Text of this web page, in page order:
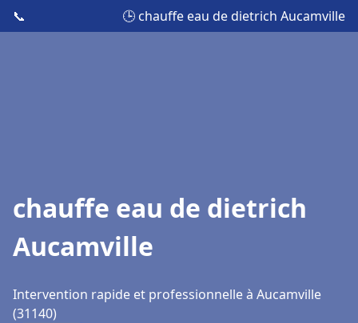
📞 🕒 chauffe eau de dietrich Aucamville
chauffe eau de dietrich
Aucamville
Intervention rapide et professionnelle à Aucamville
(31140)